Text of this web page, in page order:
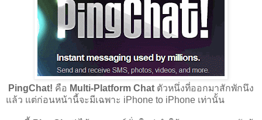
PingChat! คือ Multi-Platform Chat ตัวหนึ่งที่ออกมาสักพักนึง
แล้ว แต่ก่อนหน้านี้จะมีเฉพาะ iPhone to iPhone เท่านั้น